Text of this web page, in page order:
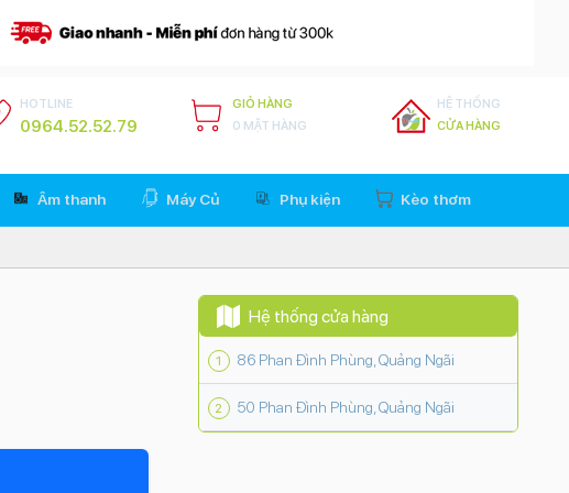
HOTLINE
0964.52.52.79
GIỎ HÀNG
0 MẶT HÀNG
HỆ THỐNG
CỬA HÀNG
Âm thanh Máy Củ Phụ kiện Kèo thơm
Hệ thống cửa hàng
86 Phan Đình Phùng, Quảng Ngãi
50 Phan Đình Phùng, Quảng Ngãi